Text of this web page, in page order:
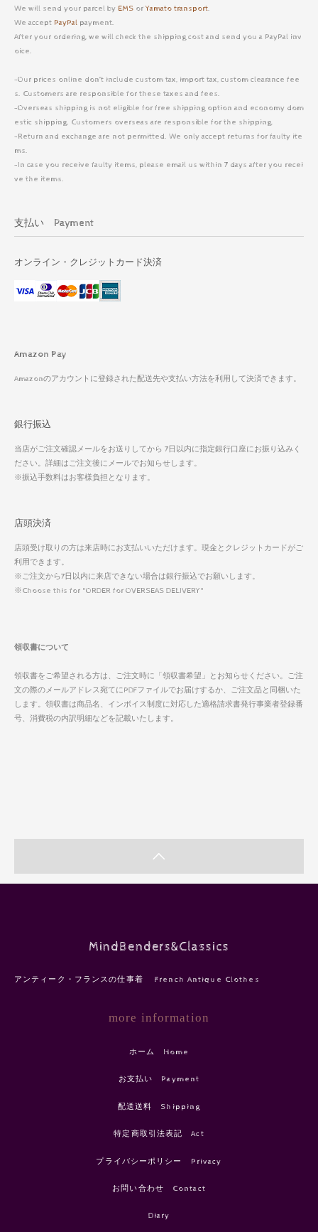
We will send your parcel by EMS orYamato transport.
We accept PayPal payment.
After your ordering, we will check the shipping cost and send you a PayPal inv
oice.
-Our prices online don’t include custom tax, import tax, custom clearance fee
s. Customers are responsible for these taxes and fees.
-Overseas shipping is not eligible for free shipping option and economy dom
estic shipping. Customers overseas are responsible for the shipping.
-Return and exchange are not permitted. We only accept returns for faulty ite
ms.
-In case you receive faulty items, please email us within 7 days after you recei
ve the items.
支払い Payment
オンライン・クレジットカード決済
Amazon Pay
Amazonのアカウントに登録された配送先や支払い方法を利用して決済できます。
銀行振込
当店がご注文確認メールをお送りしてから 7日以内に指定銀行口座にお振り込みく
ださい。詳細はご注文後にメールでお知らせします。
※振込手数料はお客様負担となります。
店頭決済
店頭受け取りの方は来店時にお支払いいただけます。現金とクレジットカードがご
利用できます。
※ご注文から7日以内に来店できない場合は銀行振込でお願いします。
※Choose this for "ORDER for OVERSEAS DELIVERY"
領収書について
領収書をご希望される方は、ご注文時に「領収書希望」とお知らせください。ご注
文の際のメールアドレス宛てにPDFファイルでお届けするか、ご注文品と同梱いた
します。領収書は商品名、インボイス制度に対応した適格請求書発行事業者登録番
号、消費税の内訳明細などを記載いたします。
MindBenders&Classics
アンティーク・フランスの仕事着 French Antique Clothes
more information
ホーム Home
お支払い Payment
配送送料 Shipping
特定商取引法表記 Act
プライバシーポリシー Privacy
お問い合わせ Contact
Diary